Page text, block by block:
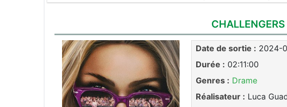
CHALLENGERS
Date de sortie : 2024-
Durée : 02:11:00
Genres : Drame
Réalisateur : Luca